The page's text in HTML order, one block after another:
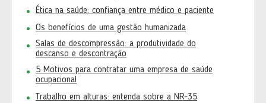
Ética na saúde: confiança entre médico e paciente
Os benefícios de uma gestão humanizada
Salas de descompressão: a produtividade do
descanso e descontração
5 Motivos para contratar uma empresa de saúde
ocupacional
Trabalho em alturas: entenda sobre a NR-35